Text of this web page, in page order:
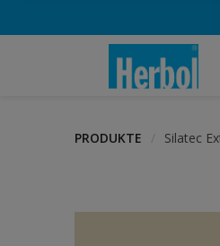
PRODUKTE Silatec